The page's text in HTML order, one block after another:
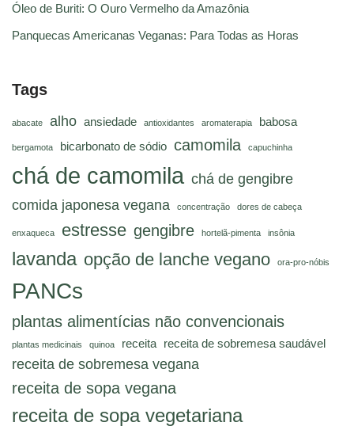
Óleo de Buriti: O Ouro Vermelho da Amazônia
Panquecas Americanas Veganas: Para Todas as Horas
Tags
abacate alho ansiedade antioxidantes aromaterapia babosa
bergamota bicarbonato de sódio camomila capuchinha
chá de camomila chá de gengibre
comida japonesa vegana
concentração dores de cabeça
enxaqueca estresse gengibre hortelã-pimenta insônia
lavanda opção de lanche vegano ora-pro-nóbis
PANCs
plantas alimentícias não convencionais
plantas medicinais quinoa receita receita de sobremesa saudável
receita de sobremesa vegana
receita de sopa vegana
receita de sopa vegetariana